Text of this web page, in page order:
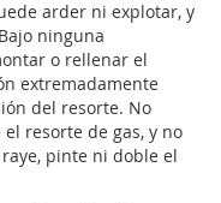
arder ni explotar, y
ninguna
o rellenar el
extremadamente
del resorte. No
resorte de gas, y no
pinte ni doble el